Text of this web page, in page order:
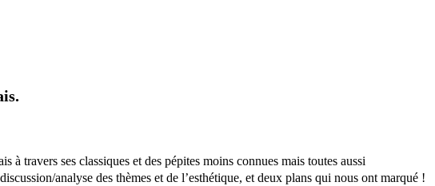
travers ses classiques et des pépites moins connues mais toutes aussi
analyse des thèmes et de l’esthétique, et deux plans qui nous ont marqué !